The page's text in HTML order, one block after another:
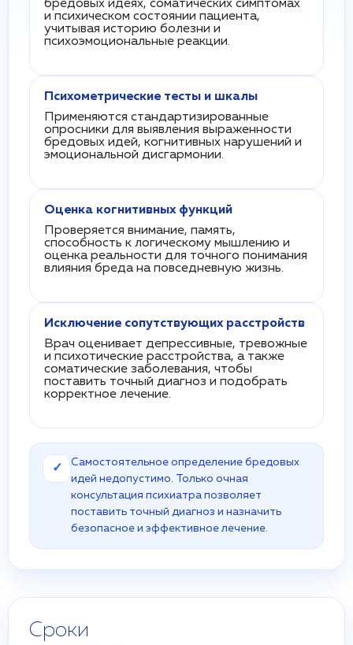
бредовых идеях, соматических симптомах
и психическом состоянии пациента,
учитывая историю болезни и
психоэмоциональные реакции.
Психометрические тесты и шкалы
Применяются стандартизированные
опросники для выявления выраженности
бредовых идей, когнитивных нарушений и
эмоциональной дисгармонии.
Оценка когнитивных функций
Проверяется внимание, память,
способность к логическому мышлению и
оценка реальности для точного понимания
влияния бреда на повседневную жизнь.
Исключение сопутствующих расстройств
Врач оценивает депрессивные, тревожные
и психотические расстройства, а также
соматические заболевания, чтобы
поставить точный диагноз и подобрать
корректное лечение.
✓
Самостоятельное определение бредовых
идей недопустимо. Только очная
консультация психиатра позволяет
поставить точный диагноз и назначить
безопасное и эффективное лечение.
Сроки